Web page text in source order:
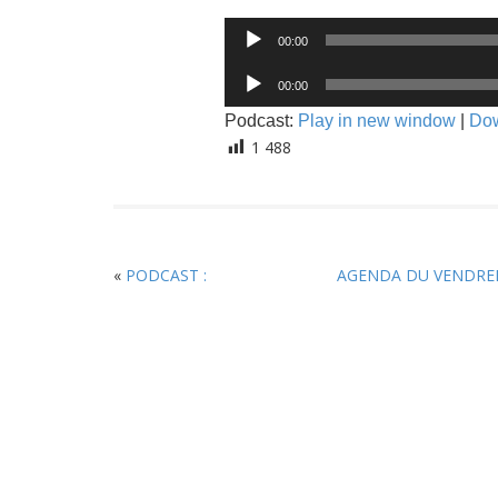
Lecteur
audio
00:00
Lecteur
audio
00:00
Podcast: Play in new window
1 488
« PODCAST : AGENDA DU